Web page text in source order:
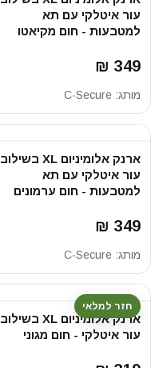
עור איטלקי עם תא
למטבעות - חום מקיאטו
349 ₪
מותג: C-Secure
ארנק אלומיניום XL בשילוב
עור איטלקי עם תא
למטבעות - חום ערמונים
349 ₪
מותג: C-Secure
חזר למלאי
ארנק אלומיניום XL בשילוב
עור איטלקי - חום מגוני